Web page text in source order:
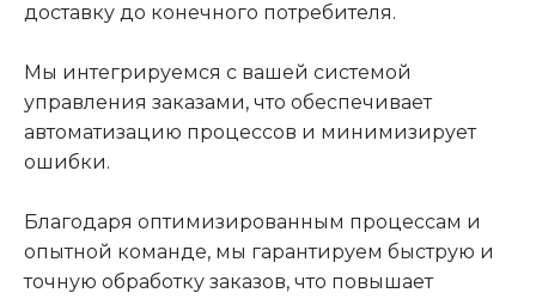
доставку до конечного потребителя.
Мы интегрируемся с вашей системой
управления заказами, что обеспечивает
автоматизацию процессов и минимизирует
ошибки.
Благодаря оптимизированным процессам и
опытной команде, мы гарантируем быструю и
точную обработку заказов, что повышает